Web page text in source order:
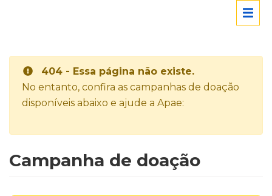
404 - Essa página não existe.
No entanto, confira as campanhas de doação
disponíveis abaixo e ajude a Apae:
Campanha de doação